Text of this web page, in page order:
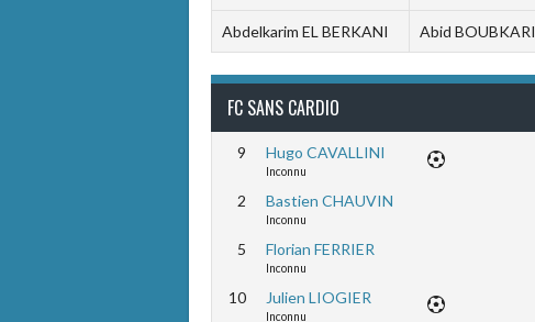
Abdelkarim EL BERKANI Abid BOUBKARI
FC SANS CARDIO
9 Hugo CAVALLINI
Inconnu
2 Bastien CHAUVIN
Inconnu
5 Florian FERRIER
Inconnu
10 Julien LIOGIER
Inconnu